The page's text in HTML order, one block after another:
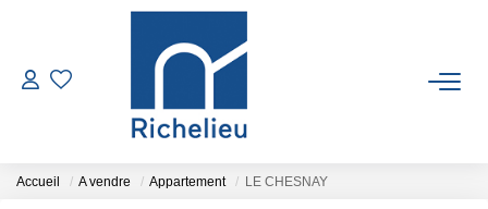
VENTES
LOCATIONS
Accueil A vendre Appartement LE CHESNAY